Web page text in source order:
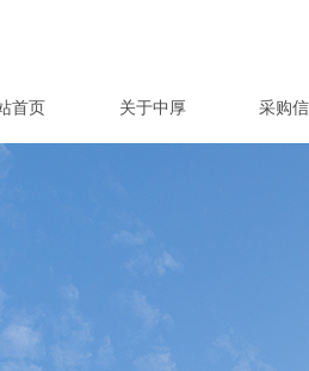
首页 关于中厚 采购